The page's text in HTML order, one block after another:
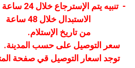
- تنبيه يتم الإسترجاع خلال 24 ساعة
الاستبدال خلال 48 ساعة
من تاريخ الإستلام.
سعر التوصيل على حسب المدينة.
توجد اسعار التوصيل قي صفحة